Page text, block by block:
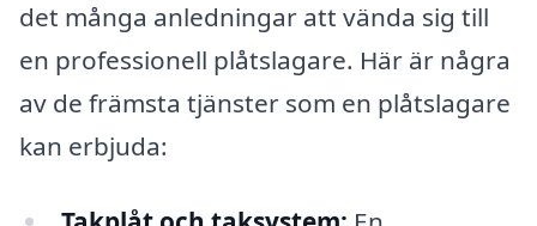
det många anledningar att vända sig till
en professionell plåtslagare. Här är några
av de främsta tjänster som en plåtslagare
kan erbjuda: